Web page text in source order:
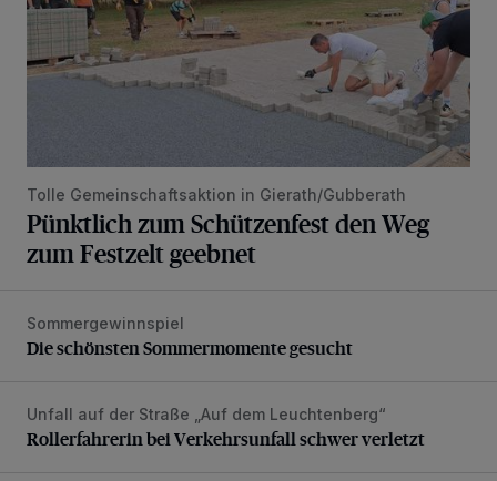
Tolle Gemeinschaftsaktion in Gierath/Gubberath
Pünktlich zum Schützenfest den Weg
zum Festzelt geebnet
Die schönsten Sommermomente gesucht
Sommergewinnspiel
Die schönsten Sommermomente gesucht
Rollerfahrerin bei Verkehrsunfall schwer verletzt
Unfall auf der Straße „Auf dem Leuchtenberg“
Rollerfahrerin bei Verkehrsunfall schwer verletzt